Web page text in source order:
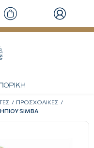
ΠΡΟΣΧΟΛΙΚΕΣ
SIMBA